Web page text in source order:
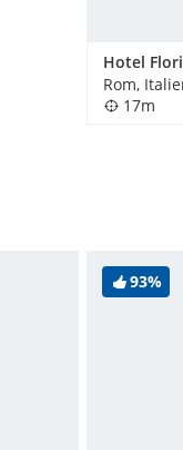
Hotel
Rom,
17m
93%